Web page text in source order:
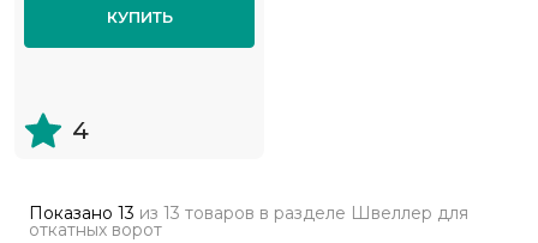
КУПИТЬ
4
Показано 13 из 13 товаров в разделе Швеллер для
откатных ворот